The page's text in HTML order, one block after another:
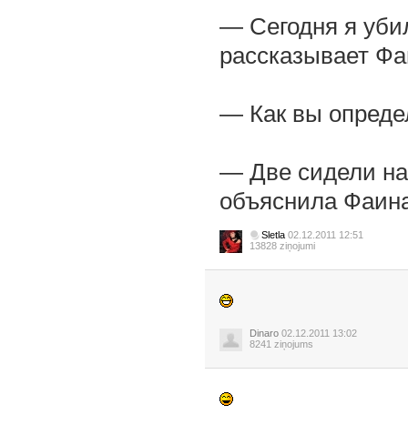
— Сегодня я
рассказывает
— Как вы
— Две сидели
объяснила
Sletla 02.12.2011 12:51
13828 ziņojumi
Dinaro 02.12.2011 13:02
8241 ziņojums